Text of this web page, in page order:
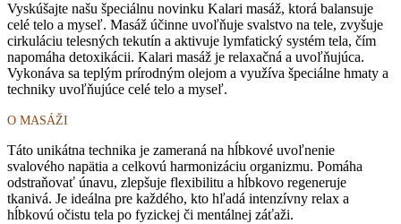
Vyskúšajte našu špeciálnu novinku Kalari masáž, ktorá balansuje
celé telo a myseľ. Masáž účinne uvoľňuje svalstvo na tele, zvyšuje
cirkuláciu telesných tekutín a aktivuje lymfatický systém tela, čím
napomáha detoxikácii. Kalari masáž je relaxačná a uvoľňujúca.
Vykonáva sa teplým prírodným olejom a využíva špeciálne hmaty a
techniky uvoľňujúce celé telo a myseľ.
O MASÁŽI
Táto unikátna technika je zameraná na hĺbkové uvoľnenie
svalového napätia a celkovú harmonizáciu organizmu. Pomáha
odstraňovať únavu, zlepšuje flexibilitu a hĺbkovo regeneruje
tkanivá. Je ideálna pre každého, kto hľadá intenzívny relax a
hĺbkovú očistu tela po fyzickej či mentálnej záťaži.